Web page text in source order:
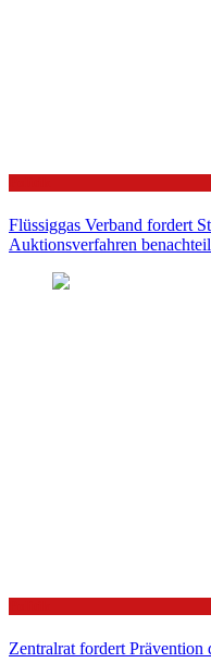
Flüssiggas Verband fordert
Auktionsverfahren
Zentralrat fordert